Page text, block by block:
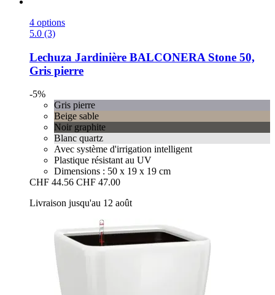
4 options
5.0 (3)
Lechuza Jardinière BALCONERA Stone 50,
Gris pierre
-5%
Gris pierre
Beige sable
Noir graphite
Blanc quartz
Avec système d'irrigation intelligent
Plastique résistant au UV
Dimensions : 50 x 19 x 19 cm
CHF 44.56 CHF 47.00
Livraison jusqu'au 12 août